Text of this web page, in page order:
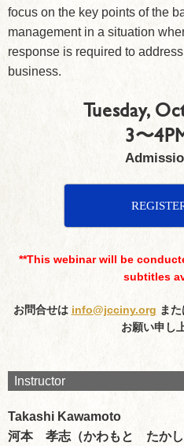
focus on the key points of the
management in a situation
response is required to
business.
Tuesday,
3〜
**This webinar will be
subtitles
お問合せは info@jcciny.org ま
お願い申し
Instructor
Takashi Kawamoto
河本 孝志（かわもと たかし